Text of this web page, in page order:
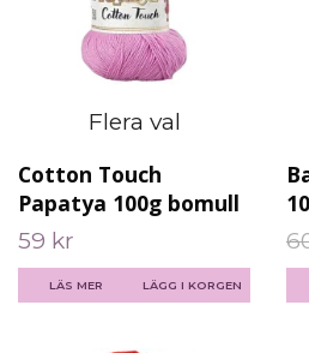
Flera val
Cotton Touch
Papatya 100g bomull
59 kr
LÄS MER LÄGG I KORGEN